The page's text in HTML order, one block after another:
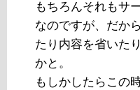
もちろんそれもサ
なのですが、だか
たり内容を省いた
かと。
もしかしたらこの